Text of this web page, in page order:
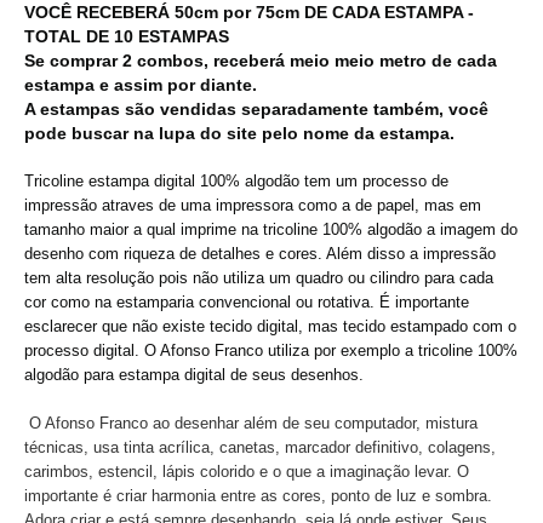
VOCÊ RECEBERÁ 50cm por 75cm DE CADA ESTAMPA -
TOTAL DE 10 ESTAMPAS
Se comprar 2 combos, receberá meio meio metro de cada
estampa e assim por diante.
A estampas são vendidas separadamente também, você
pode buscar na lupa do site pelo nome da estampa.
Tricoline estampa digital 100% algodão tem um processo de
impressão atraves de uma impressora como a de papel, mas em
tamanho maior a qual imprime na tricoline 100% algodão a imagem do
desenho com riqueza de detalhes e cores. Além disso a impressão
tem alta resolução pois não utiliza um quadro ou cilindro para cada
cor como na estamparia convencional ou rotativa. É importante
esclarecer que não existe tecido digital, mas tecido estampado com o
processo digital. O Afonso Franco utiliza por exemplo a tricoline 100%
algodão para estampa digital de seus desenhos.
O Afonso Franco ao desenhar além de seu computador, mistura
técnicas, usa tinta acrílica, canetas, marcador definitivo, colagens,
carimbos, estencil, lápis colorido e o que a imaginação levar. O
importante é criar harmonia entre as cores, ponto de luz e sombra.